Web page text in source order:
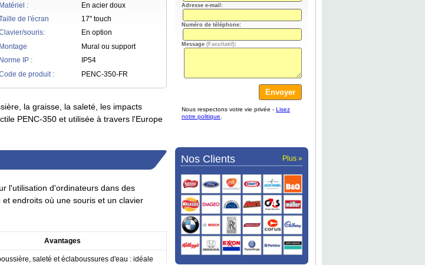
Matériel :
En acier doux
de l'écran
17" touch
souris:
En option
Montage
Mural ou support
Norme IP :
IP54
de produit :
PENC-350-FR
la graisse, la saleté, les impacts
PENC-350 et utilisée à travers l'Europe
l'utilisation d'ordinateurs dans des
endroits où une souris et un clavier
Avantages
saleté et éclaboussures d'eau : idéale
Adresse e-mail:
Numéro de téléphone:
Message (Facultatif):
Nous respectons votre vie privée - Lisez
notre politique
Plus »
Nos Clients